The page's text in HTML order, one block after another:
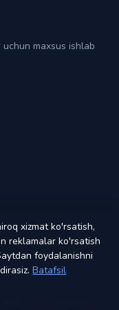
maxsus ishlab
xizmat ko'rsatish,
reklamalar ko'rsatish
foydalanishni
Batafsil